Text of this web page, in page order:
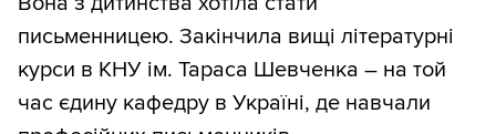
письменницею. Закінчила вищі літературні
курси в КНУ ім. Тараса Шевченка – на той
час єдину кафедру в Україні, де навчали